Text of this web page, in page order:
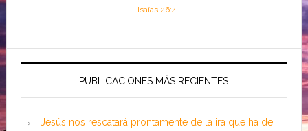
- Isaías 26:4
PUBLICACIONES MÁS RECIENTES
Jesús nos rescatará prontamente de la ira que ha de